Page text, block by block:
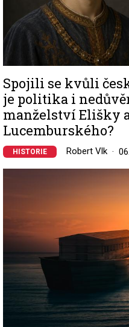
Spojili se kvůli
je politika i
manželství Elišky
Lucemburského?
HISTORIE Robert Vlk